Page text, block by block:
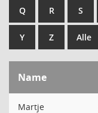
Q R S
Y Z Alle
Name
Martje